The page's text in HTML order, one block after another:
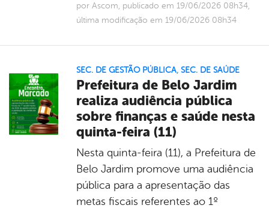
por Ascom, publicado em 19/06/2026 08h34,
última modificação em 19/06/2026 08h34
SEC. DE GESTÃO PÚBLICA, SEC. DE SAÚDE
Prefeitura de Belo Jardim
realiza audiência pública
sobre finanças e saúde nesta
quinta-feira (11)
Nesta quinta-feira (11), a Prefeitura de
Belo Jardim promove uma audiência
pública para a apresentação das
metas fiscais referentes ao 1º